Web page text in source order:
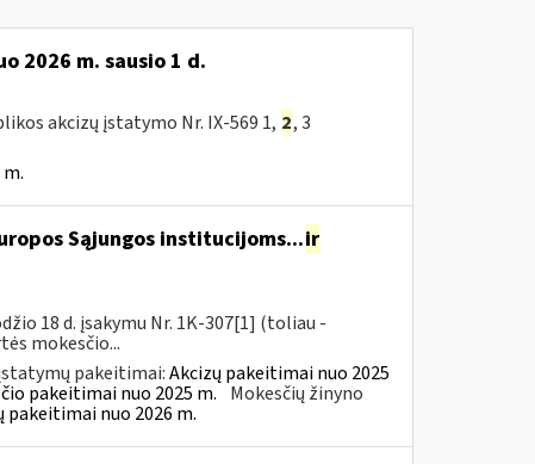
2026 m. sausio 1 d.
akcizų įstatymo Nr. IX-569 1, 2, 3
Sąjungos institucijoms...ir
18 d. įsakymu Nr. 1K-307[1] (toliau -
mokesčio...
pakeitimai:Akcizų pakeitimai nuo 2025
pakeitimai nuo 2025 m. Mokesčių žinyno
nuo 2026 m.